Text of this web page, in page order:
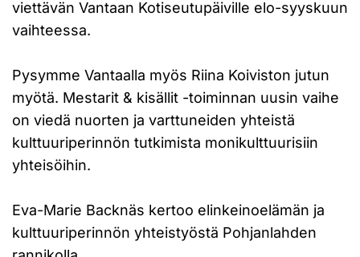
viettävän Vantaan Kotiseutupäiville elo-syyskuun
vaihteessa.
Pysymme Vantaalla myös Riina Koiviston jutun
myötä. Mestarit & kisällit -toiminnan uusin vaihe
on viedä nuorten ja varttuneiden yhteistä
kulttuuriperinnön tutkimista monikulttuurisiin
yhteisöihin.
Eva-Marie Backnäs kertoo elinkeinoelämän ja
kulttuuriperinnön yhteistyöstä Pohjanlahden